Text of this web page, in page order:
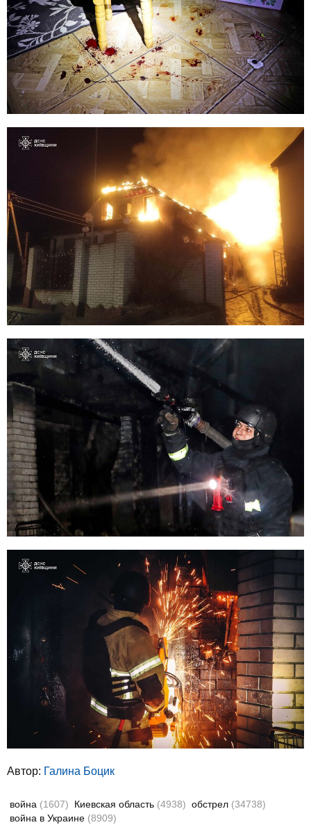
Автор: Галина Боцик
война (1607) Киевская область (4938) обстрел (34738)
война в Украине (8909)